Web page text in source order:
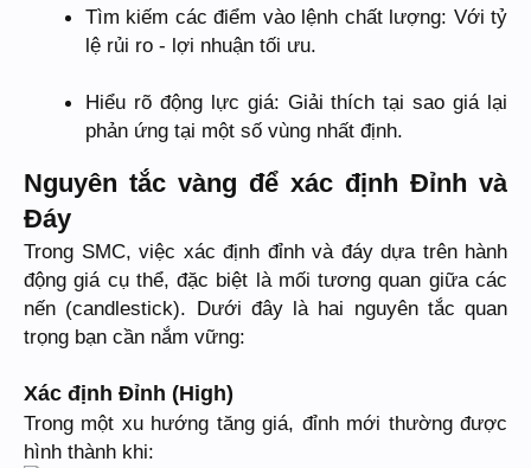
Tìm kiếm các điểm vào lệnh chất lượng: Với tỷ
lệ rủi ro - lợi nhuận tối ưu.
Hiểu rõ động lực giá: Giải thích tại sao giá lại
phản ứng tại một số vùng nhất định.
Nguyên tắc vàng để xác định Đỉnh và
Đáy
Trong SMC, việc xác định đỉnh và đáy dựa trên hành
động giá cụ thể, đặc biệt là mối tương quan giữa các
nến (candlestick). Dưới đây là hai nguyên tắc quan
trọng bạn cần nắm vững:
Xác định Đỉnh (High)
Trong một xu hướng tăng giá, đỉnh mới thường được
hình thành khi: